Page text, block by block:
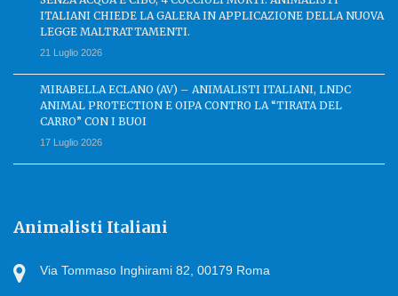
ITALIANI CHIEDE LA GALERA IN APPLICAZIONE DELLA NUOVA
LEGGE MALTRATTAMENTI.
21 Luglio 2026
MIRABELLA ECLANO (AV) – ANIMALISTI ITALIANI, LNDC
ANIMAL PROTECTION E OIPA CONTRO LA “TIRATA DEL
CARRO” CON I BUOI
17 Luglio 2026
Animalisti Italiani
Via Tommaso Inghirami 82, 00179 Roma